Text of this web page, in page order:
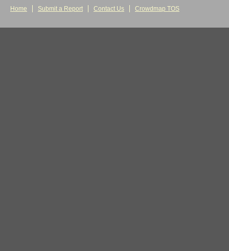
Home Submit a Report Contact Us Crowdmap TOS